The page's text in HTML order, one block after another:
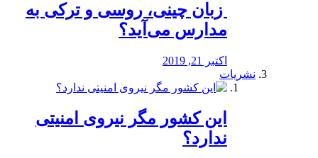
️ زبان چینی، روسی و ترکی به
مدارس می‌آید؟
اکتبر 21, 2019
نشریات
این کشور مگر نیروی امنیتی
ندارد؟